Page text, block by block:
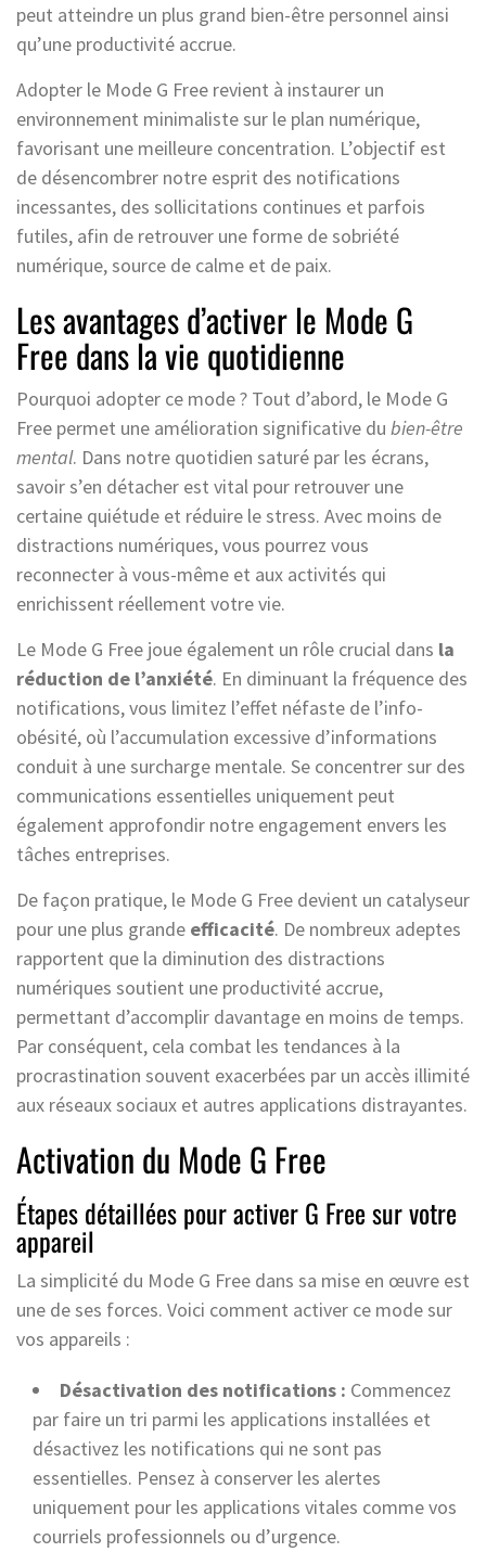
peut atteindre un plus grand bien-être personnel ainsi
qu’une productivité accrue.
Adopter le Mode G Free revient à instaurer un
environnement minimaliste sur le plan numérique,
favorisant une meilleure concentration. L’objectif est
de désencombrer notre esprit des notifications
incessantes, des sollicitations continues et parfois
futiles, afin de retrouver une forme de sobriété
numérique, source de calme et de paix.
Les avantages d’activer le Mode G
Free dans la vie quotidienne
Pourquoi adopter ce mode ? Tout d’abord, le Mode G
Free permet une amélioration significative du bien-être
mental. Dans notre quotidien saturé par les écrans,
savoir s’en détacher est vital pour retrouver une
certaine quiétude et réduire le stress. Avec moins de
distractions numériques, vous pourrez vous
reconnecter à vous-même et aux activités qui
enrichissent réellement votre vie.
Le Mode G Free joue également un rôle crucial dans la
réduction de l’anxiété. En diminuant la fréquence des
notifications, vous limitez l’effet néfaste de l’info-
obésité, où l’accumulation excessive d’informations
conduit à une surcharge mentale. Se concentrer sur des
communications essentielles uniquement peut
également approfondir notre engagement envers les
tâches entreprises.
De façon pratique, le Mode G Free devient un catalyseur
pour une plus grande efficacité. De nombreux adeptes
rapportent que la diminution des distractions
numériques soutient une productivité accrue,
permettant d’accomplir davantage en moins de temps.
Par conséquent, cela combat les tendances à la
procrastination souvent exacerbées par un accès illimité
aux réseaux sociaux et autres applications distrayantes.
Activation du Mode G Free
Étapes détaillées pour activer G Free sur votre
appareil
La simplicité du Mode G Free dans sa mise en œuvre est
une de ses forces. Voici comment activer ce mode sur
vos appareils :
Désactivation des notifications : Commencez
par faire un tri parmi les applications installées et
désactivez les notifications qui ne sont pas
essentielles. Pensez à conserver les alertes
uniquement pour les applications vitales comme vos
courriels professionnels ou d’urgence.